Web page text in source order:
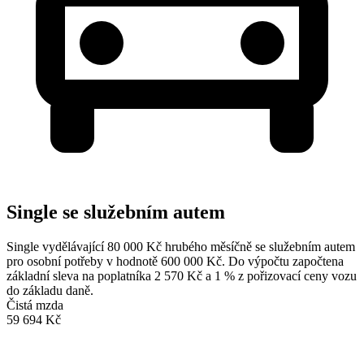
Single se služebním autem
Single vydělávající 80 000 Kč hrubého měsíčně se služebním autem
pro osobní potřeby v hodnotě 600 000 Kč. Do výpočtu započtena
základní sleva na poplatníka 2 570 Kč a 1 % z pořizovací ceny vozu
do základu daně.
Čistá mzda
59 694 Kč